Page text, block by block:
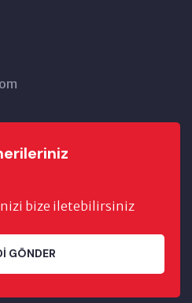
bize iletebilirsiniz
GÖNDER